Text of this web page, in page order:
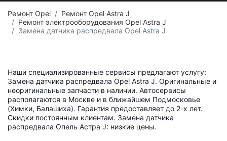
Ремонт Opel
Ремонт Opel Astra J
Ремонт электрооборудования Opel Astra J
Замена датчика распредвала Opel Astra J
Наши специализированные сервисы предлагают услугу:
Замена датчика распредвала Opel Astra J. Оригинальные и
неоригинальные запчасти в наличии. Автосервисы
располагаются в Москве и в ближайшем Подмосковье
(Химки, Балашиха). Гарантия предоставляет до 2-х лет.
Скидки постоянным клиентам. Замена датчика
распредвала Опель Астра J: низкие цены.